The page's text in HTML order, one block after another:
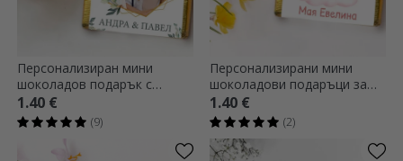
Персонализиран мини
шоколадов подарък с
фотография и текст -
Елегантност
1.40 €
(9)
Персонализирани мини
шоколадови подаръци за
кръщене с текст - Мечета
1.40 €
(2)